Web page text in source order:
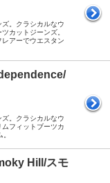
。クラシカルなウ
カットジーンズ。
アーでウエスタン
。クラシカルなウ
フィットブーツカ
Hill/スモ